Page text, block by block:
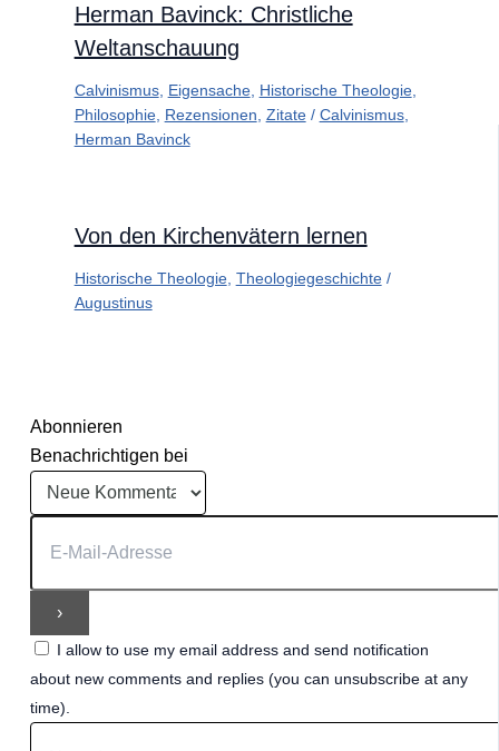
Herman Bavinck: Christliche
Weltanschauung
Calvinismus, Eigensache, Historische Theologie,
Philosophie, Rezensionen Zitate/ Calvinismus,
Herman Bavinck
Von den Kirchenvätern lernen
Historische Theologie, Theologiegeschichte/
Augustinus
Abonnieren
Benachrichtigen bei
I allow to use my email address and send notification
about new comments and replies (you can unsubscribe at any
time).